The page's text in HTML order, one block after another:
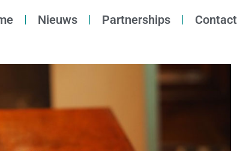
Nieuws Partnerships Contact